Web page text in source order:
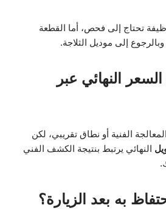
تحتاج إلى فحص، أما القطعة
إلى موديل الثلاجة.
النهائي عبر
الفنية أو نطاق تقريبي، لكن
النهائي يرتبط بنتيجة الكشف الفني
به بعد الزيارة؟